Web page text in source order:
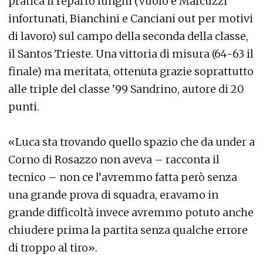
infortunati, Bianchini e Canciani out per motivi
di lavoro) sul campo della seconda della classe,
il Santos Trieste. Una vittoria di misura (64-63 il
finale) ma meritata, ottenuta grazie soprattutto
alle triple del classe ’99 Sandrino, autore di 20
punti.
«Luca sta trovando quello spazio che da under a
Corno di Rosazzo non aveva – racconta il
tecnico – non ce l’avremmo fatta però senza
una grande prova di squadra, eravamo in
grande difficoltà invece avremmo potuto anche
chiudere prima la partita senza qualche errore
di troppo al tiro».